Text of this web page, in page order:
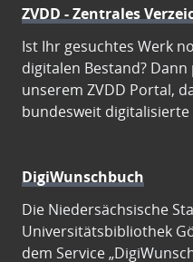
ZVDD - Zentrales
Ist Ihr gesuchtes Werk
digitalen Bestand?
unserem ZVDD Portal,
bundesweit digitalisierte
DigiWunschbuch
Die Niedersächsische
Universitätsbibliothek
dem Service